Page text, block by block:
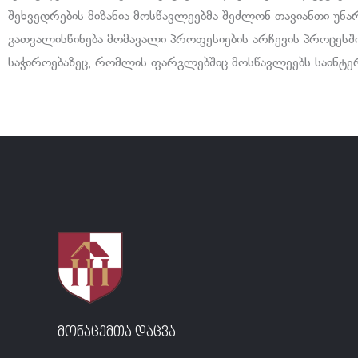
შეხვედრების მიზანია მოსწავლეებმა შეძლონ თავიანთი
გათვალისწინება მომავალი პროფესიების არჩევის
საჭიროებაზეც, რომლის ფარგლებშიც მოსწავლეებს
მონაცემთა დაცვა